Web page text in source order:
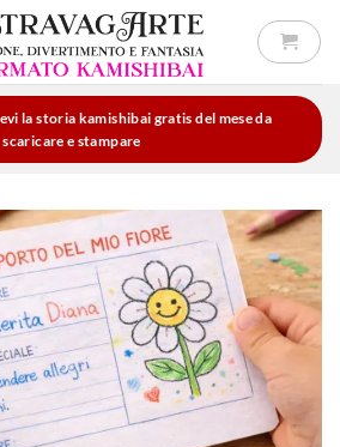
la storia kamishibai gratis del mese da
scaricare e stampare